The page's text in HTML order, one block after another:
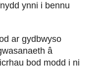
ynni i bennu
ar gydbwyso
â
bod modd i ni